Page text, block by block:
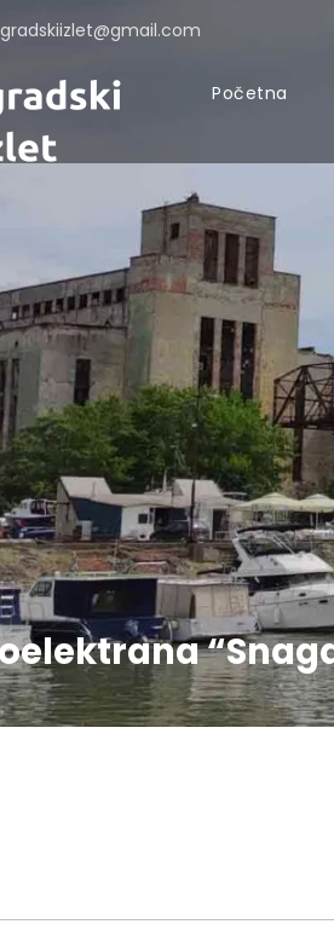
Početna